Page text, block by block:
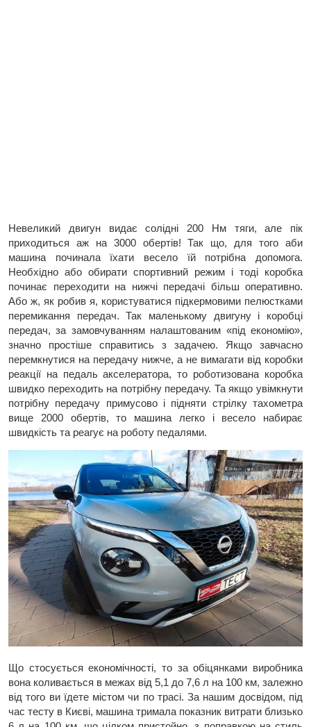
Невеликий двигун видає солідні 200 Нм тяги, але пік
приходиться аж на 3000 обертів! Так що, для того аби
машина починала їхати весело їй потрібна допомога.
Необхідно або обирати спортивний режим і тоді коробка
починає переходити на нижчі передачі більш оперативно.
Або ж, як робив я, користуватися підкермовими пелюстками
перемикання передач. Так маленькому двигуну і коробці
передач, за замовчуванням налаштованим «під економію»,
значно простіше справитись з задачею. Якщо завчасно
перемкнутися на передачу нижче, а не вимагати від коробки
реакції на педаль акселератора, то роботизована коробка
швидко переходить на потрібну передачу. Та якщо увімкнути
потрібну передачу примусово і підняти стрілку тахометра
вище 2000 обертів, то машина легко і весело набирає
швидкість та реагує на роботу педалями.
Що стосується економічності, то за обіцянками виробника
вона коливається в межах від 5,1 до 7,6 л на 100 км, залежно
від того ви їдете містом чи по трасі. За нашим досвідом, під
час тесту в Києві, машина тримала показник витрати близько